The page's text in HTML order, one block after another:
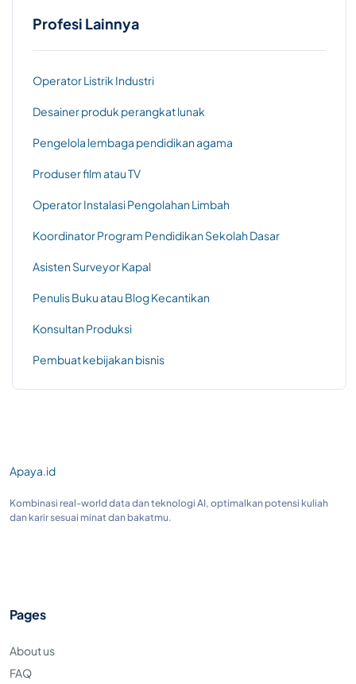
Profesi Lainnya
Operator Listrik Industri
Desainer produk perangkat lunak
Pengelola lembaga pendidikan agama
Produser film atau TV
Operator Instalasi Pengolahan Limbah
Koordinator Program Pendidikan Sekolah Dasar
Asisten Surveyor Kapal
Penulis Buku atau Blog Kecantikan
Konsultan Produksi
Pembuat kebijakan bisnis
Apaya.id
Kombinasi real-world data dan teknologi AI, optimalkan potensi kuliah
dan karir sesuai minat dan bakatmu.
Pages
About us
FAQ